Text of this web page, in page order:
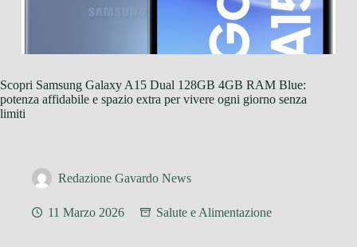
Scopri Samsung Galaxy A15 Dual 128GB 4GB RAM Blue:
potenza affidabile e spazio extra per vivere ogni giorno senza
limiti
Redazione Gavardo News
11 Marzo 2026 Salute e Alimentazione